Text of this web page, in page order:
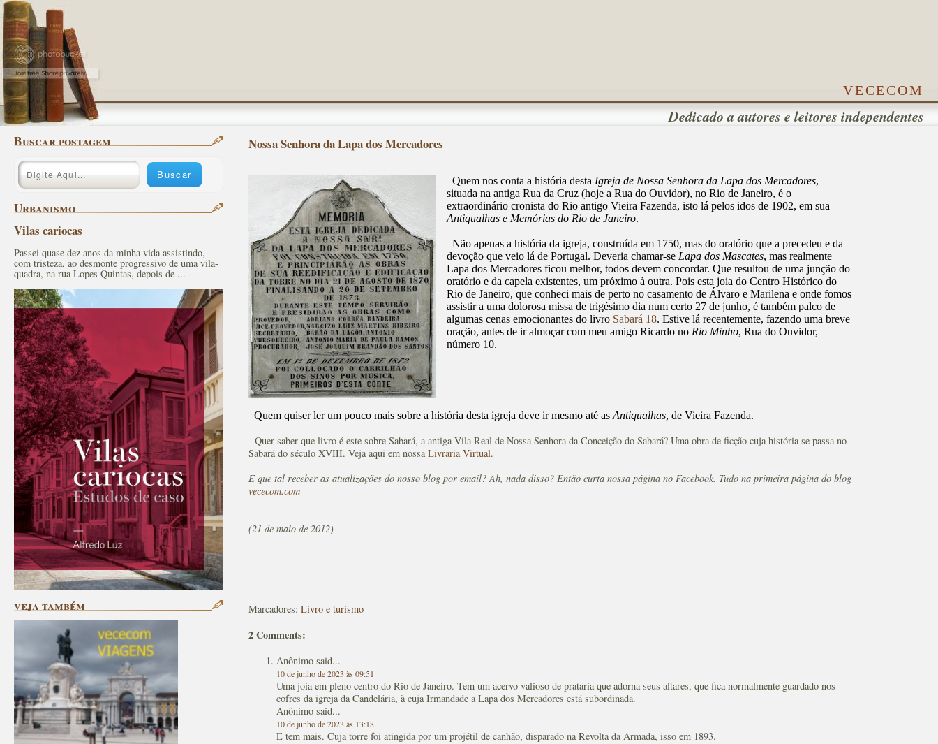
vececom
Dedicado a autores e leitores independentes
Buscar postagem
Urbanismo
Vilas cariocas
Passei quase dez anos da minha vida assistindo,
com tristeza, ao desmonte progressivo de uma vila-
quadra, na rua Lopes Quintas, depois de ...
veja também
Nossa Senhora da Lapa dos Mercadores
Quem nos conta a história desta Igreja de Nossa Senhora da Lapa dos Mercadores,
situada na antiga Rua da Cruz (hoje a Rua do Ouvidor), no Rio de Janeiro, é o
extraordinário cronista do Rio antigo Vieira Fazenda, isto lá pelos idos de 1902, em sua
Antiqualhas e Memórias do Rio de Janeiro.
Não apenas a história da igreja, construída em 1750, mas do oratório que a precedeu e da
devoção que veio lá de Portugal. Deveria chamar-se Lapa dos Mascates, mas realmente
Lapa dos Mercadores ficou melhor, todos devem concordar. Que resultou de uma junção do
oratório e da capela existentes, um próximo à outra. Pois esta joia do Centro Histórico do
Rio de Janeiro, que conheci mais de perto no casamento de Álvaro e Marilena e onde fomos
assistir a uma dolorosa missa de trigésimo dia num certo 27 de junho, é também palco de
algumas cenas emocionantes do livro Sabará 18. Estive lá recentemente, fazendo uma breve
oração, antes de ir almoçar com meu amigo Ricardo no Rio Minho, Rua do Ouvidor,
número 10.
Quem quiser ler um pouco mais sobre a história desta igreja deve ir mesmo até as Antiqualhas, de Vieira Fazenda.
Quer saber que livro é este sobre Sabará, a antiga Vila Real de Nossa Senhora da Conceição do Sabará? Uma obra de ficção cuja história se passa no
Sabará do século XVIII. Veja aqui em nossa Livraria Virtual.
E que tal receber as atualizações do nosso blog por email? Ah, nada disso? Então curta nossa página no Facebook. Tudo na primeira página do blog
vececom.com
(21 de maio de 2012)
Marcadores: Livro e turismo
2 Comments:
Anônimo said...
10 de junho de 2023 às 09:51
Uma joia em pleno centro do Rio de Janeiro. Tem um acervo valioso de prataria que adorna seus altares, que fica normalmente guardado nos
cofres da igreja da Candelária, à cuja Irmandade a Lapa dos Mercadores está subordinada.
Anônimo said...
10 de junho de 2023 às 13:18
E tem mais. Cuja torre foi atingida por um projétil de canhão, disparado na Revolta da Armada, isso em 1893.